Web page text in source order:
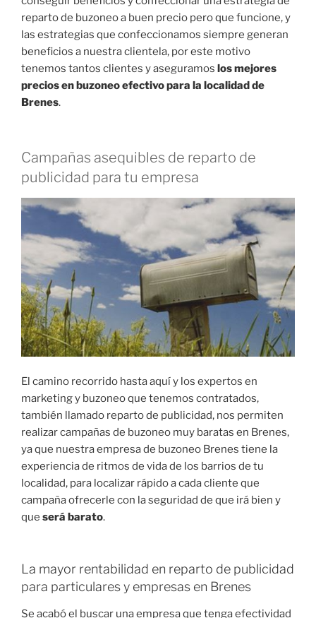
reparto de buzoneo a buen precio pero que funcione, y
las estrategias que confeccionamos siempre generan
beneficios a nuestra clientela, por este motivo
tenemos tantos clientes y aseguramos los mejores
precios en buzoneo efectivo para la localidad de
Brenes.
Campañas asequibles de reparto de
publicidad para tu empresa
El camino recorrido hasta aquí y los expertos en
marketing y buzoneo que tenemos contratados,
también llamado reparto de publicidad, nos permiten
realizar campañas de buzoneo muy baratas en Brenes,
ya que nuestra empresa de buzoneo Brenes tiene la
experiencia de ritmos de vida de los barrios de tu
localidad, para localizar rápido a cada cliente que
campaña ofrecerle con la seguridad de que irá bien y
que será barato.
La mayor rentabilidad en reparto de publicidad
para particulares y empresas en Brenes
Se acabó el buscar una empresa que tenga efectividad